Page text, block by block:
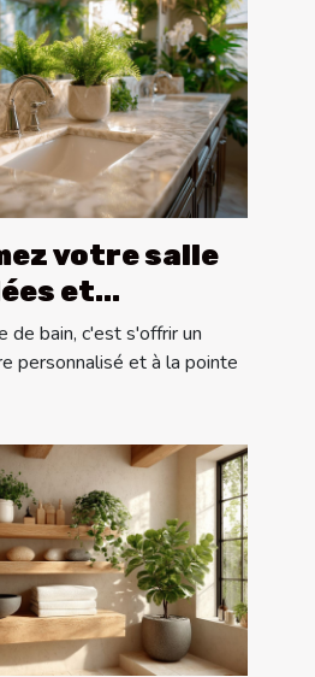
votre salle
et
conception
de bain, c'est s'offrir un
personnalisé et à la pointe